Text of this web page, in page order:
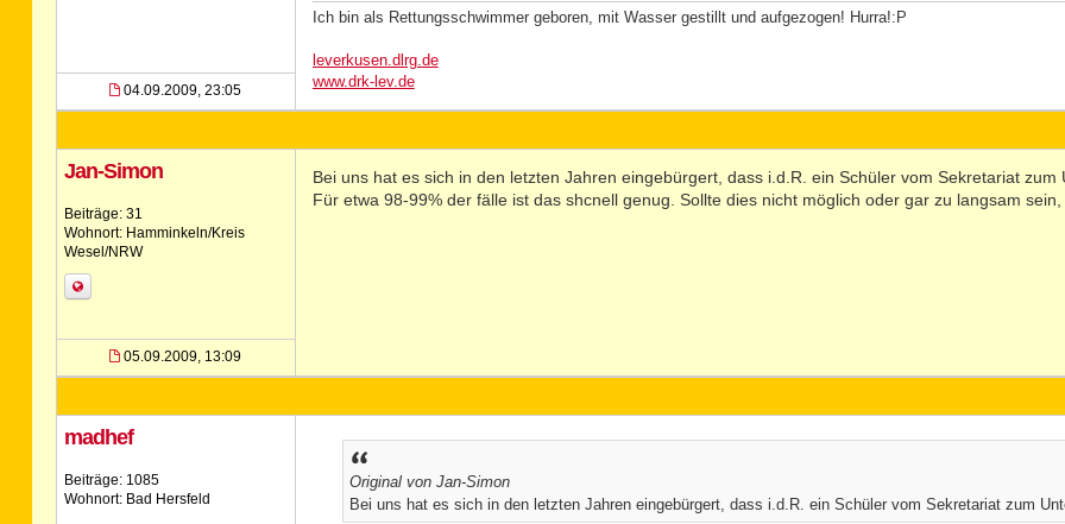
04.09.2009, 23:05
Ich bin als Rettungsschwimmer geboren, mit Wasser gestillt und aufgezogen! Hurra!:P
leverkusen.dlrg.de
www.drk-lev.de
Jan-Simon
Beiträge: 31
Wohnort: Hamminkeln/Kreis
Wesel/NRW
05.09.2009, 13:09
Bei uns hat es sich in den letzten Jahren eingebürgert, dass i.d.R. ein Schüler vom Sekretariat
Für etwa 98-99% der fälle ist das shcnell genug. Sollte dies nicht möglich oder gar zu langsam
madhef
Beiträge: 1085
Wohnort: Bad Hersfeld
Original von Jan-Simon
Bei uns hat es sich in den letzten Jahren eingebürgert, dass i.d.R. ein Schüler vom Sekretariat zum